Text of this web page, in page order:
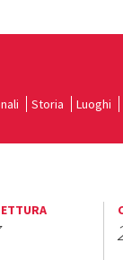
Storia Luoghi